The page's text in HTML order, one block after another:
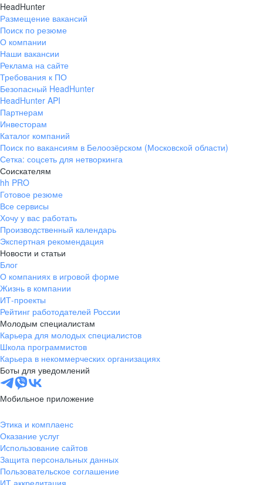
HeadHunter
Размещение вакансий
Поиск по резюме
О компании
Наши вакансии
Реклама на сайте
Требования к ПО
Безопасный HeadHunter
HeadHunter API
Партнерам
Инвесторам
Каталог компаний
Поиск по вакансиям в Белоозёрском (Московской области)
Сетка: соцсеть для нетворкинга
Соискателям
hh PRO
Готовое резюме
Все сервисы
Хочу у вас работать
Производственный календарь
Экспертная рекомендация
Новости и статьи
Блог
О компаниях в игровой форме
Жизнь в компании
ИТ-проекты
Рейтинг работодателей России
Молодым специалистам
Карьера для молодых специалистов
Школа программистов
Карьера в некоммерческих организациях
Боты для уведомлений
Мобильное приложение
Этика и комплаенс
Оказание услуг
Использование сайтов
Защита персональных данных
Пользовательское соглашение